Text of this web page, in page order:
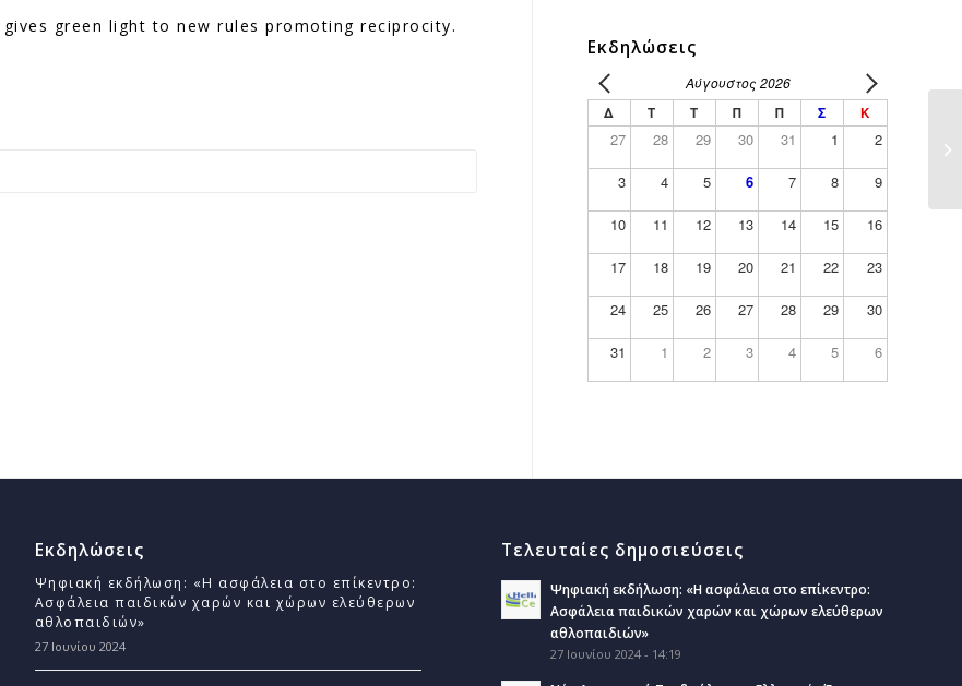
green light to new rules promoting reciprocity.
Εκδηλώσεις
Αύγουστος 2026
Δ
Τ Τ Π Π Σ Κ
27 28 29 30 31 1 2
3 4 5 6 7 8 9
10 11 12 13 14 15 16
17 18 19 20 21 22 23
24 25 26 27 28 29 30
31 1 2 3 4 5 6
Εκδηλώσεις
Ψηφιακή εκδήλωση: «Η ασφάλεια στο επίκεντρο:
Ασφάλεια παιδικών χαρών και χώρων ελεύθερων
αθλοπαιδιών»
27 Ιουνίου 2024
Τελευταίες δημοσιεύσεις
Ψηφιακή εκδήλωση: «Η ασφάλεια στο επίκεντρο:
Ασφάλεια παιδικών χαρών και χώρων ελεύθερων
αθλοπαιδιών»
27 Ιουνίου 2024 - 14:19